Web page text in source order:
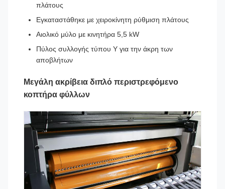
πλάτους
Εγκαταστάθηκε με χειροκίνητη ρύθμιση πλάτους
Αιολικό μύλο με κινητήρα 5,5 kW
Πύλος συλλογής τύπου Y για την άκρη των
αποβλήτων
Μεγάλη ακρίβεια διπλό περιστρεφόμενο
κοπτήρα φύλλων